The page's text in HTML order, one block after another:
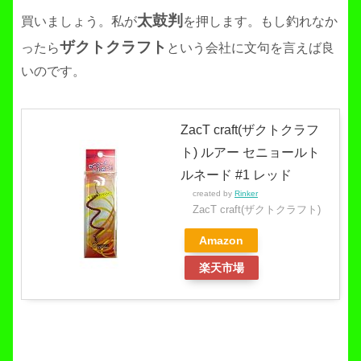
買いましょう。私が太鼓判 を押します。もし釣れなか
ったらザクトクラフト という会社に文句を言えば良
いのです。
ZacT craft(ザクトクラフ
ト) ルアー セニョールト
ルネード #1 レッド
created by Rinker
ZacT craft(ザクトクラフト)
Amazon
楽天市場